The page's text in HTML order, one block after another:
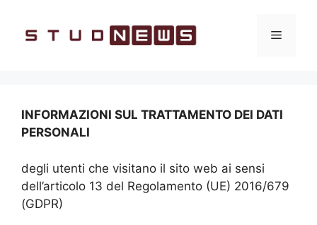
contenuto
Menu
INFORMAZIONI SUL TRATTAMENTO DEI DATI
PERSONALI
degli utenti che visitano il sito web ai sensi
dell’articolo 13 del Regolamento (UE) 2016/679
(GDPR)